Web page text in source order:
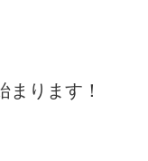
ります！